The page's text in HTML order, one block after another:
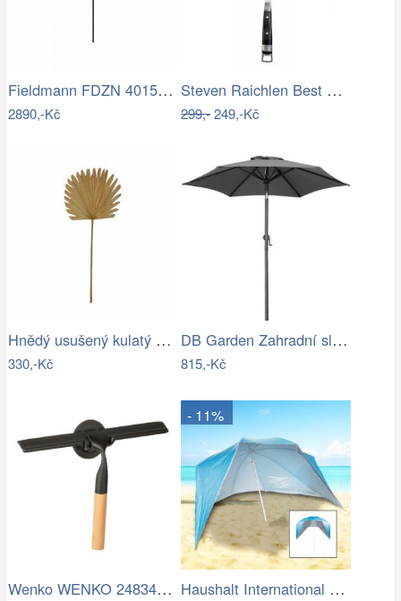
Fieldmann FDZN 4015 krémová
2890,-Kč
Steven Raichlen Best of Barbecue…
299,-249,-Kč
Hnědý usušený kulatý dekorativní list…
330,-Kč
DB Garden Zahradní slunečník Diane…
815,-Kč
Wenko WENKO 24834100 - Stěrka BAMBUSa…
- 11%
Haushalt International Plážový…